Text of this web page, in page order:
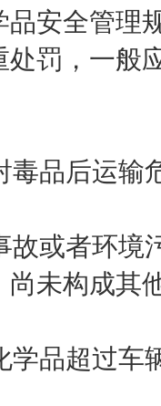
安全管理
处罚，一般
品后运输
或者环境
未构成其
品超过车